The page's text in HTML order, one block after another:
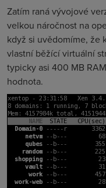
Zatím raná vývojové
velkou náročnost na
když si uvědomíme, že
vlastní běžící virtuální
typicky asi 400 MB
hodnota.